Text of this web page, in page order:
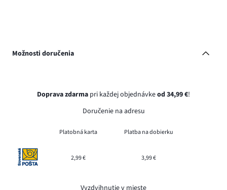
Možnosti doručenia
Doprava zdarma pri každej objednávkeod 34,99 €!
Doručenie na adresu
Platobná karta Platba na dobierku
2,99 € 3,99 €